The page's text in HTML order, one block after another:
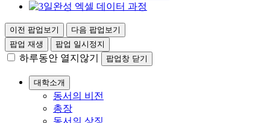
이전 팝업보기
다음 팝업보기
팝업 재생
팝업 일시정지
하루동안 열지않기 팝업창 닫기
대학소개
동서의 비전
총장
동서의 상징